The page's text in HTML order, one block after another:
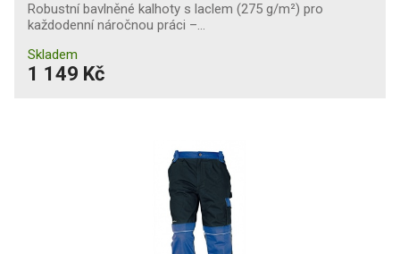
Robustní bavlněné kalhoty s laclem (275 g/m²) pro
každodenní náročnou práci –…
Skladem
1 149 Kč